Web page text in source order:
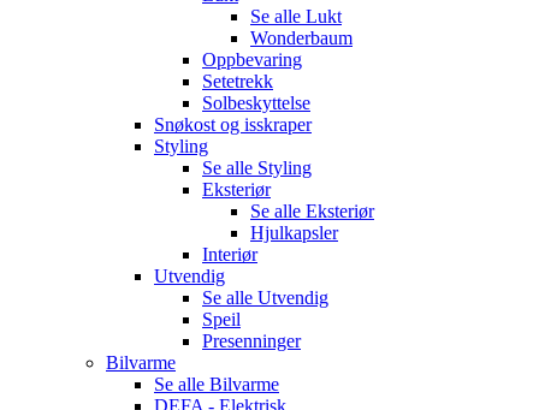
Se alle Lukt
Wonderbaum
Oppbevaring
Setetrekk
Solbeskyttelse
Snøkost og isskraper
Styling
Se alle Styling
Eksteriør
Se alle Eksteriør
Hjulkapsler
Interiør
Utvendig
Se alle Utvendig
Speil
Presenninger
Bilvarme
Se alle Bilvarme
DEFA - Elektrisk